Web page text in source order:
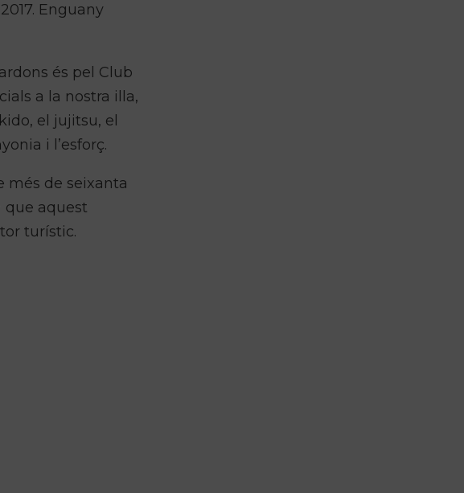
Enguany
és pel Club
a la nostra illa,
el jujitsu, el
i l’esforç.
més de seixanta
que aquest
turístic.